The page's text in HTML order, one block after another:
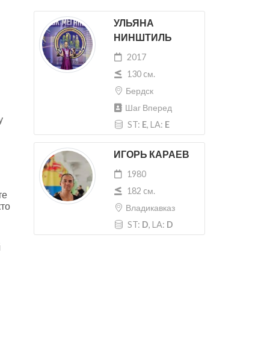
УЛЬЯНА
НИНШТИЛЬ
2017
130 cм.
Бердск
Шаг Вперед
ST: E, LA: E
ИГОРЬ КАРАЕВ
1980
182 cм.
Владикавказ
ST: D, LA: D